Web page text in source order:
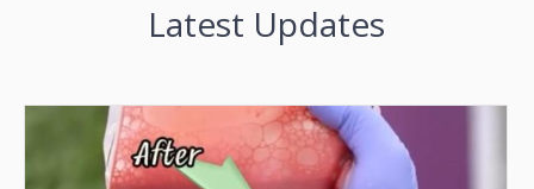
Latest Updates